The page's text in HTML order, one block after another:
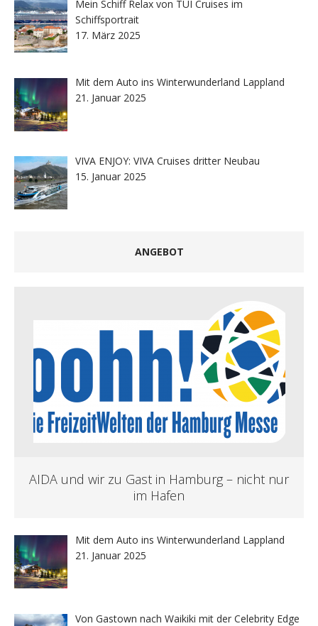
Mein Schiff Relax von TUI Cruises im
Schiffsportrait
17. März 2025
Mit dem Auto ins Winterwunderland Lappland
21. Januar 2025
VIVA ENJOY: VIVA Cruises dritter Neubau
15. Januar 2025
ANGEBOT
AIDA und wir zu Gast in Hamburg – nicht nur
im Hafen
Mit dem Auto ins Winterwunderland Lappland
21. Januar 2025
Von Gastown nach Waikiki mit der Celebrity Edge